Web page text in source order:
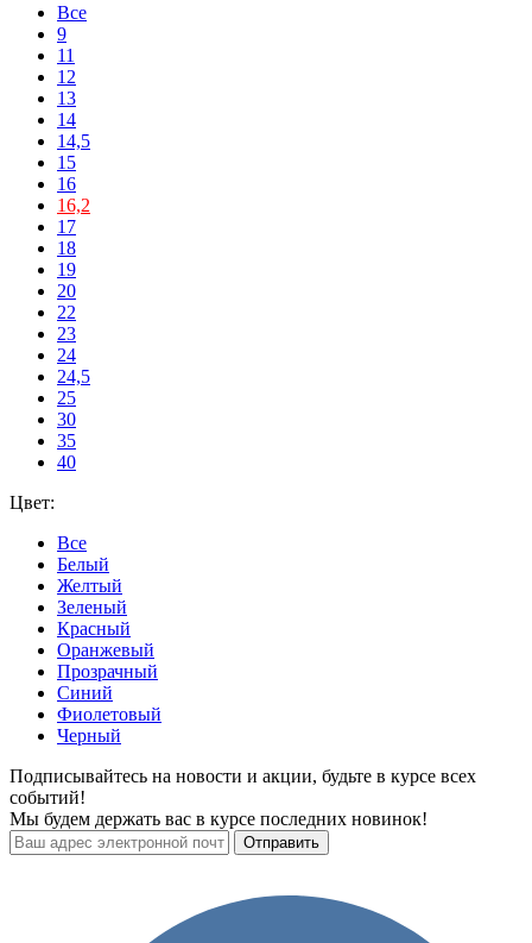
Все
9
11
12
13
14
14,5
15
16
16,2
17
18
19
20
22
23
24
24,5
25
30
35
40
Цвет:
Все
Белый
Желтый
Зеленый
Красный
Оранжевый
Прозрачный
Синий
Фиолетовый
Черный
Подписывайтесь на новости и акции, будьте в курсе всех
событий!
Мы будем держать вас в курсе последних новинок!